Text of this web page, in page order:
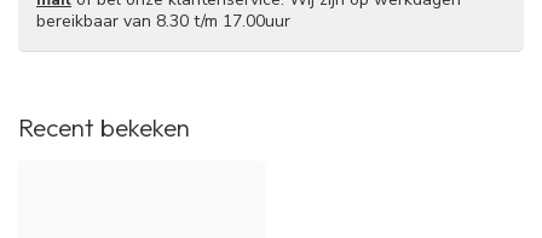
bereikbaar van 8.30 t/m 17.00uur
Recent bekeken